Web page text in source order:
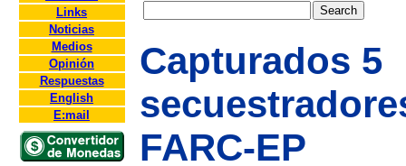
Links
Noticias
Medios
Opinión
Respuestas
English
E:mail
Capturados 5
FARC-EP